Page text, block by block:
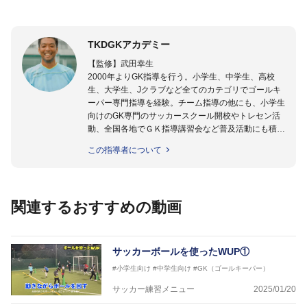
TKDGKアカデミー
【監修】武田幸生
2000年よりGK指導を行う。小学生、中学生、高校
生、大学生、Jクラブなど全てのカテゴリでゴールキ
ーパー専門指導を経験。チーム指導の他にも、小学生
向けのGK専門のサッカースクール開校やトレセン活
動、全国各地でＧＫ指導講習会など普及活動にも積極
り口」にいる選手から「プロ選手」まで指導する日本
【指導ライセンス】日本サッカー協会公認Ｂ級・日本
この指導者について
関連するおすすめの動画
サッカーボールを使ったWUP①
#小学生向け #中学生向け #GK（ゴールキーパー）
サッカー練習メニュー 2025/01/20